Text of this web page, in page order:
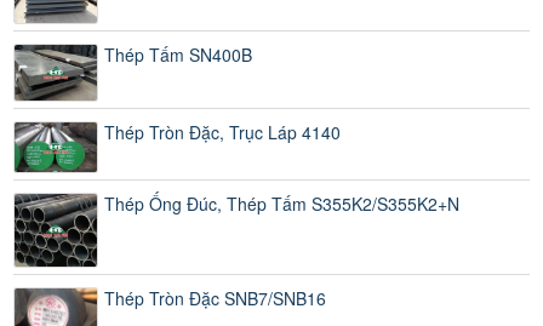
Thép Tấm SN400B
Thép Tròn Đặc, Trục Láp 4140
Thép Ống Đúc, Thép Tấm S355K2/S355K2+N
Thép Tròn Đặc SNB7/SNB16